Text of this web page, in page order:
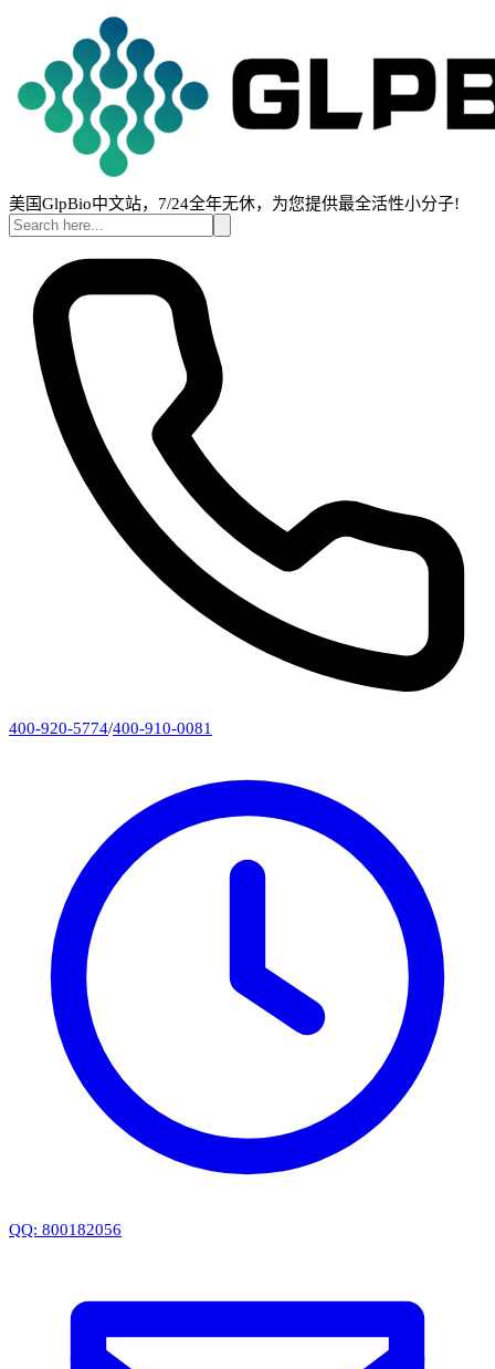
美国GlpBio中文站，7/24全年无休，为您提供最全活性小分子!
400-920-5774/400-910-0081
QQ: 800182056